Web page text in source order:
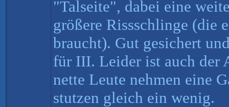
"Talseite", dabei eine
größere Rissschlinge (die
braucht). Gut gesichert
für III. Leider ist auch der
nette Leute nehmen eine
stutzen gleich ein wenig.